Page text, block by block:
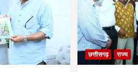
छत्तीसगढ़ राज्य